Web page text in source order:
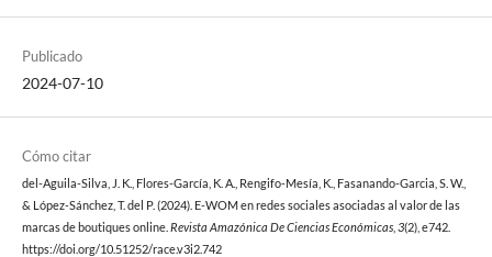
Publicado
2024-07-10
Cómo citar
del-Aguila-Silva, J. K., Flores-García, K. A., Rengifo-Mesía, K., Fasanando-Garcia, S. W.,
& López-Sánchez, T. del P. (2024). E-WOM en redes sociales asociadas al valor de las
marcas de boutiques online. Revista Amazónica De Ciencias Económicas, 3(2), e742.
https://doi.org/10.51252/race.v3i2.742